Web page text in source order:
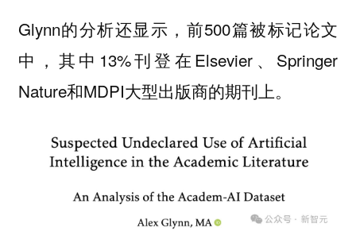
Glynn的分析还显示，前500篇被标记论文
中，其中13%刊登在Elsevier、Springer
Nature和MDPI大型出版商的期刊上。